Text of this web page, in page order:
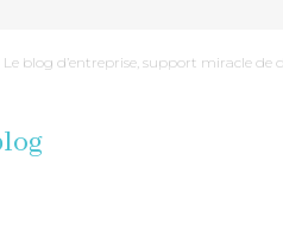
Le blog d’entreprise, support miracle